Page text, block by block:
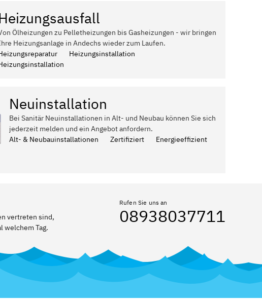
Ölheizungen zu Pelletheizungen bis Gasheizungen - wir bringen
Heizungsanlage in Andechs wieder zum Laufen.
Heizungsinstallation
Neuinstallation
Bei Sanitär Neuinstallationen in Alt- und Neubau können Sie sich
jederzeit melden und ein Angebot anfordern.
Alt- & Neubauinstallationen
Zertifiziert Energieeffizient
vertreten sind,
welchem Tag.
Rufen Sie uns an
08938037711